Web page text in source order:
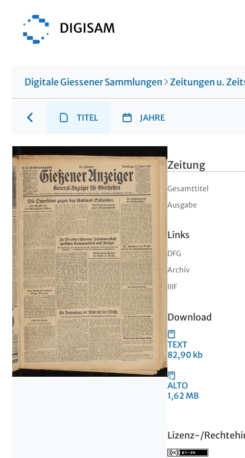
Digitale Giessener Sammlungen Zeitungen u.
TITEL JAHRE
Zeitung
Gesamttitel
Ausgabe
Links
DFG
Archiv
IIIF
Download
TEXT
82,90 kb
ALTO
1,62 MB
Lizenz-/